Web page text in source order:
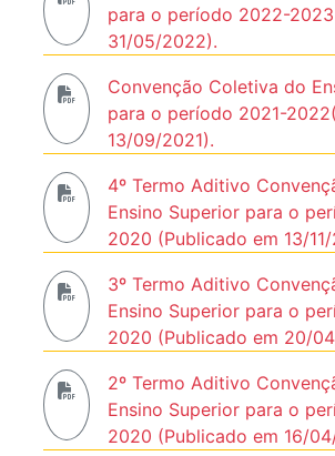
para o período 2022-
31/05/2022).
Convenção Coletiva do
para o período 2021-
13/09/2021).
4º Termo Aditivo
Ensino Superior para o
2020 (Publicado em 13/
3º Termo Aditivo
Ensino Superior para o
2020 (Publicado em 20/
2º Termo Aditivo
Ensino Superior para o
2020 (Publicado em 16/